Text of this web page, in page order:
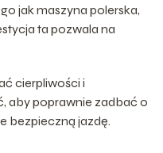
jak maszyna polerska,
ta pozwala na
cierpliwości i
aby poprawnie zadbać o
bezpieczną jazdę.